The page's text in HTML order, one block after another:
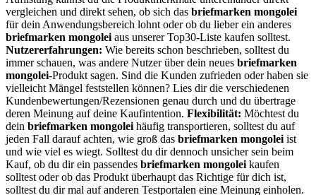
vergleichen und direkt sehen, ob sich das briefmarken mongolei
für dein Anwendungsbereich lohnt oder ob du lieber ein anderes
briefmarken mongolei aus unserer Top30-Liste kaufen solltest.
Nutzererfahrungen: Wie bereits schon beschrieben, solltest du
immer schauen, was andere Nutzer über dein neues briefmarken
mongolei-Produkt sagen. Sind die Kunden zufrieden oder haben sie
vielleicht Mängel feststellen können? Lies dir die verschiedenen
Kundenbewertungen/Rezensionen genau durch und du übertrage
deren Meinung auf deine Kaufintention. Flexibilität: Möchtest du
dein briefmarken mongolei häufig transportieren, solltest du auf
jeden Fall darauf achten, wie groß das briefmarken mongolei ist
und wie viel es wiegt. Solltest du dir dennoch unsicher sein beim
Kauf, ob du dir ein passendes briefmarken mongolei kaufen
solltest oder ob das Produkt überhaupt das Richtige für dich ist,
solltest du dir mal auf anderen Testportalen eine Meinung einholen.